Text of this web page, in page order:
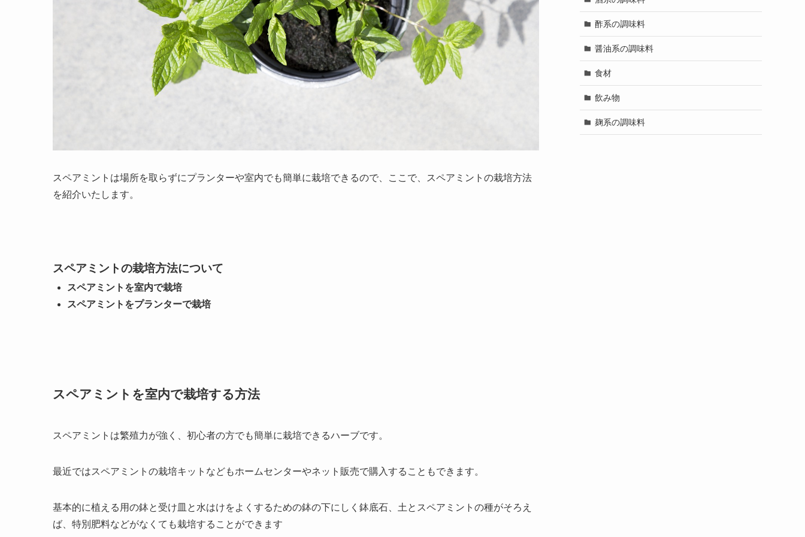
スペアミントは場所を取らずにプランターや室内でも簡単に栽培できるので、ここで、スペアミントの栽培方法
を紹介いたします。
スペアミントの栽培方法について
スペアミントを室内で栽培
スペアミントをプランターで栽培
スペアミントを室内で栽培する方法
スペアミントは繁殖力が強く、初心者の方でも簡単に栽培できるハーブです。
最近ではスペアミントの栽培キットなどもホームセンターやネット販売で購入することもできます。
基本的に植える用の鉢と受け皿と水はけをよくするための鉢の下にしく鉢底石、土とスペアミントの種がそろえ
ば、特別肥料などがなくても栽培することができます
酢系の調味料
醤油系の調味料
食材
飲み物
麹系の調味料